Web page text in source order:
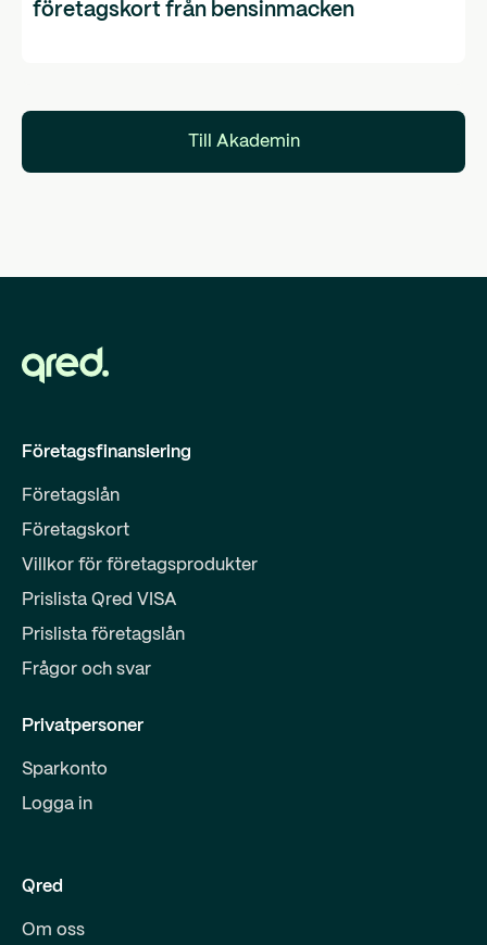
företagskort från bensinmacken
Till Akademin
Företagsfinansiering
Företagslån
Företagskort
Villkor för företagsprodukter
Prislista Qred VISA
Prislista företagslån
Frågor och svar
Privatpersoner
Sparkonto
Logga in
Qred
Om oss